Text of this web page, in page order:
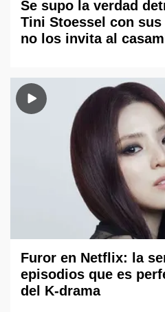
Se supo la verdad
Tini Stoessel con
no los invita al
Furor en Netflix: la
episodios que es
del K-drama